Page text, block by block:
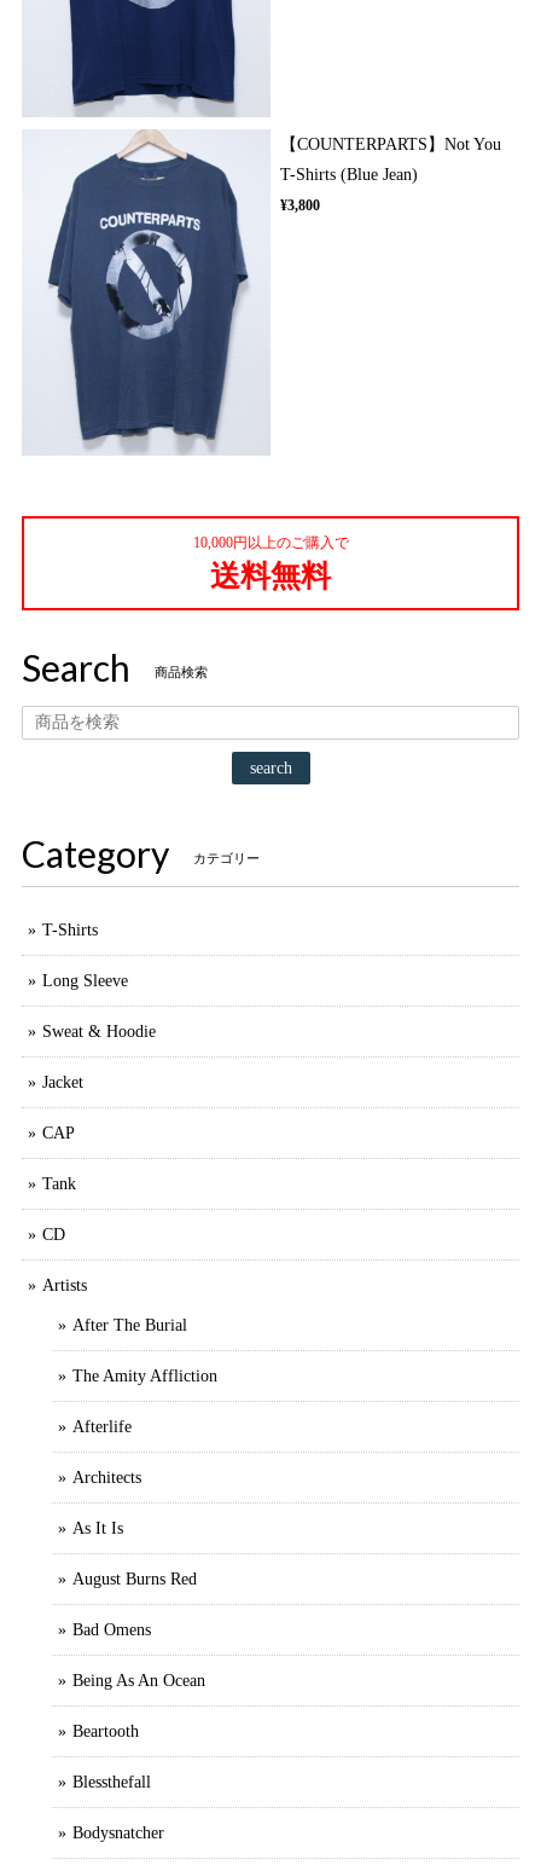
【COUNTERPARTS】Not You
T-Shirts (Blue Jean)
¥3,800
10,000円以上のご購入で
送料無料
Search 商品検索
search
Category カテゴリー
T-Shirts
Long Sleeve
Sweat & Hoodie
Jacket
CAP
Tank
CD
Artists
After The Burial
The Amity Affliction
Afterlife
Architects
As It Is
August Burns Red
Bad Omens
Being As An Ocean
Beartooth
Blessthefall
Bodysnatcher